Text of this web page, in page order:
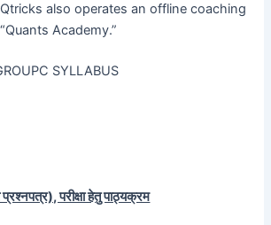
Qtricks also operates an offline coaching
Academy.”
SYLLABUS
परीक्षा हेतु पाठ्यक्रम